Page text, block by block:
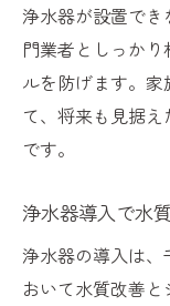
浄水器が設置で
門業者としっか
ルを防げます。
て、将来も見据
です。
浄水器導入で水
浄水器の導入は
おいて水質改善